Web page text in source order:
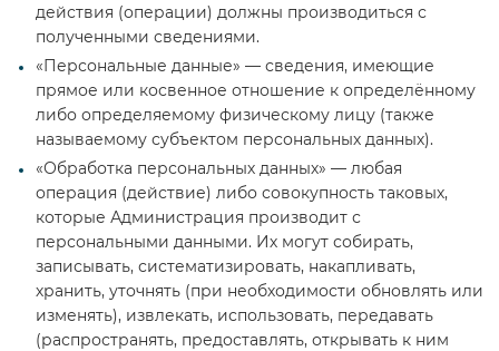
действия (операции) должны производиться с
полученными сведениями.
«Персональные данные» — сведения, имеющие
прямое или косвенное отношение к определённому
либо определяемому физическому лицу (также
называемому субъектом персональных данных).
«Обработка персональных данных» — любая
операция (действие) либо совокупность таковых,
которые Администрация производит с
персональными данными. Их могут собирать,
записывать, систематизировать, накапливать,
хранить, уточнять (при необходимости обновлять или
изменять), извлекать, использовать, передавать
(распространять, предоставлять, открывать к ним